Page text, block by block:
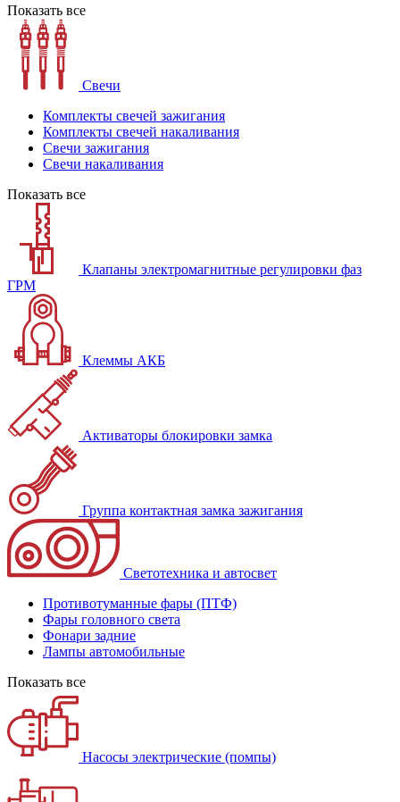
Показать все
Свечи
Комплекты свечей зажигания
Комплекты свечей накаливания
Свечи зажигания
Свечи накаливания
Показать все
Клапаны электромагнитные регулировки фаз
ГРМ
Клеммы АКБ
Активаторы блокировки замка
Группа контактная замка зажигания
Светотехника и автосвет
Противотуманные фары (ПТФ)
Фары головного света
Фонари задние
Лампы автомобильные
Показать все
Насосы электрические (помпы)